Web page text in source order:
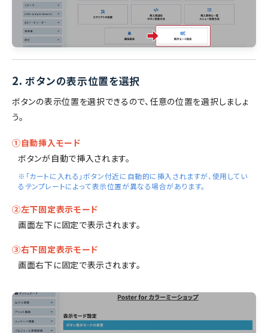
2. ボタンの表示位置を選択
ボタンの表示位置を選択できるので、任意の位置を選択しましょ
う。
①自動挿入モード
ボタンが自動で挿入されます。
※「カートに入れる」ボタン付近に自動的に挿入されますが、使用してい
るテンプレートによって表示位置が異なる場合があります。
②左下固定表示モード
画面左下に固定で表示されます。
③右下固定表示モード
画面右下に固定で表示されます。